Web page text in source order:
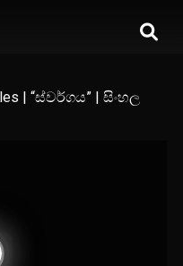
| “ස්වර්ගය” | සිංහල